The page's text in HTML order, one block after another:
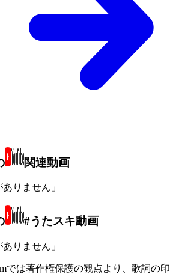
関連動画
りません」
#うたスキ動画
りません」
では著作権保護の観点より、歌詞の印